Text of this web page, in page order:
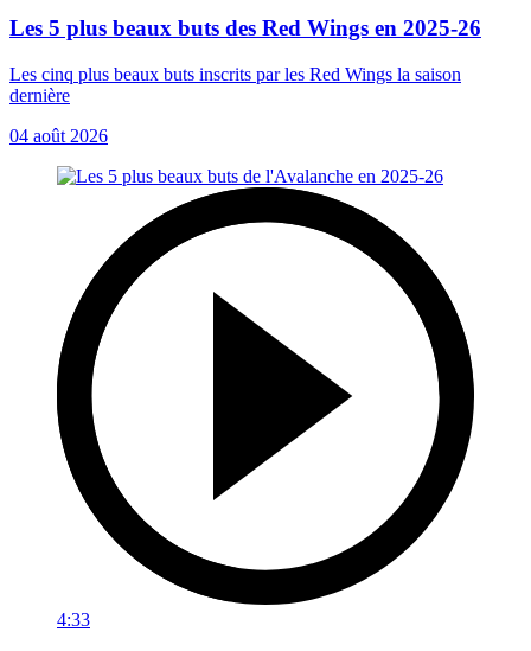
Les 5 plus beaux buts des Red Wings en 2025-26
Les cinq plus beaux buts inscrits par les Red Wings la saison
dernière
04 août 2026
4:33